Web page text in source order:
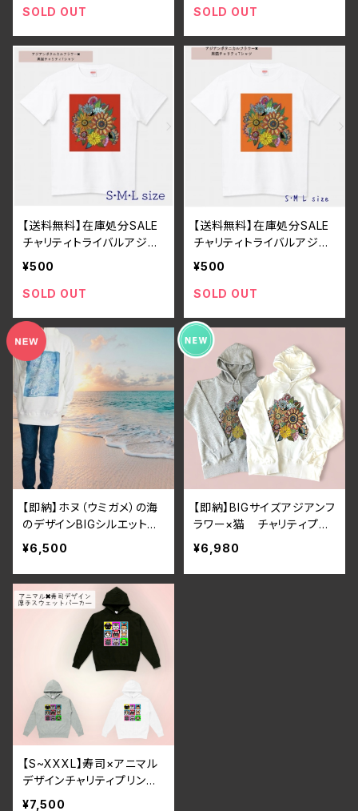
クス・コットン・大きめ
SOLD OUT
セックス・コットン・大きめ
SOLD OUT
【送料無料】在庫処分SALE
チャリティトライバルアジア
ンボタニカルフラワー×黒猫
ックス・コットン・大きめ
¥500
SOLD OUT
【送料無料】在庫処分SALE
チャリティトライバルアジア
ンボタニカルフラワー×黒猫
ックス・コットン・大きめ
¥500
SOLD OUT
【即納】ホヌ（ウミガメ）の海
のデザインBIGシルエットパ
ーカー ユニセックス ホ
ワイトタトゥー トライバル
¥6,500
【即納】BIGサイズアジアンフ
ラワー×猫 チャリティプリ
ント厚手スウェットパーカ
ー オーバーサイズプルオ
ーバー
¥6,980
【S~XXXL】寿司×アニマル
デザインチャリティプリント
厚手スウェットパーカー
¥7,500